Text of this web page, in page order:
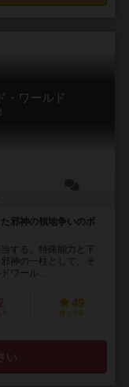
・ワールド
邪神の領地争いのボ
する。特殊能力と下
神の一柱として、そ
ワール...
49
持ってる
い